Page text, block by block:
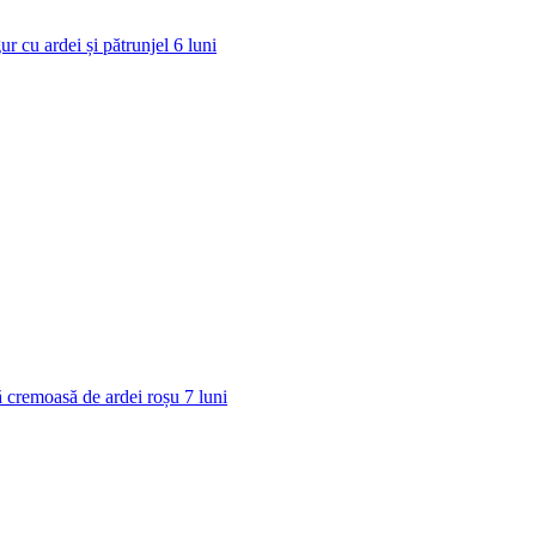
cu ardei și pătrunjel 6 luni
cremoasă de ardei roșu 7 luni